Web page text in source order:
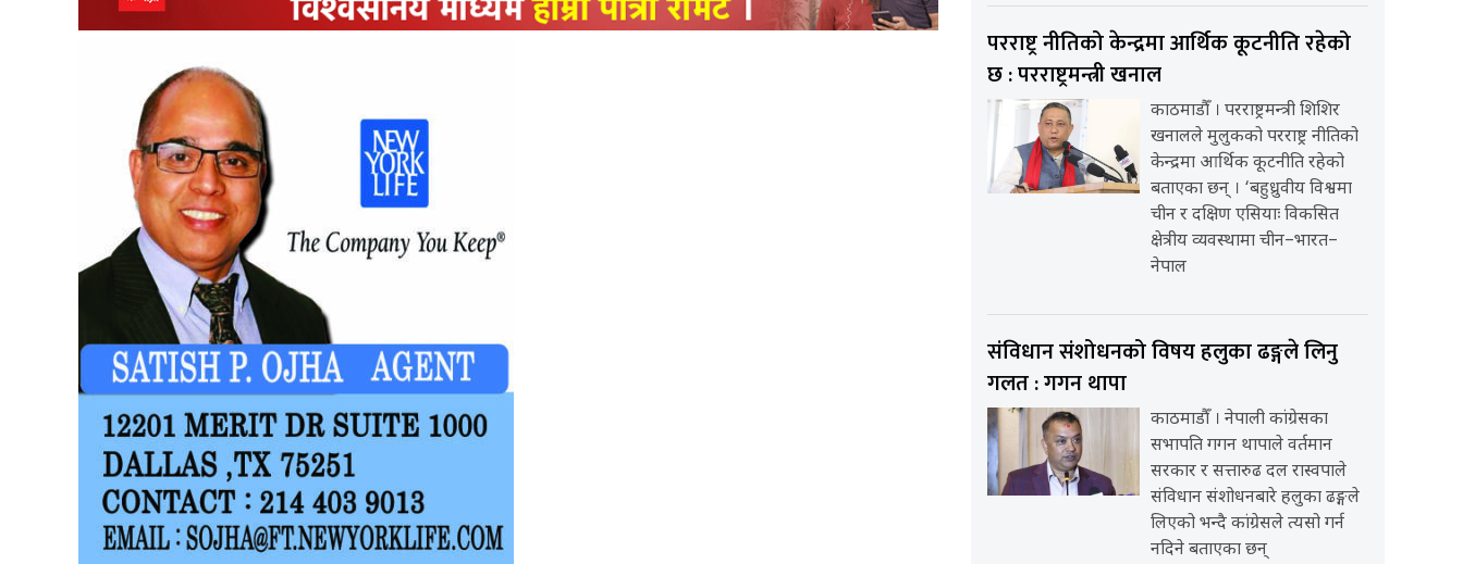
परराष्ट्र नीतिको केन्द्रमा आर्थिक कूटनीति रहेको
छ : परराष्ट्रमन्त्री खनाल
काठमाडौँ । परराष्ट्रमन्त्री शिशिर
खनालले मुलुकको परराष्ट्र नीतिको
केन्द्रमा आर्थिक कूटनीति रहेको
बताएका छन् । ‘बहुध्रुवीय विश्वमा
चीन र दक्षिण एसियाः विकसित
क्षेत्रीय व्यवस्थामा चीन–भारत–
नेपाल
संविधान संशोधनको विषय हलुका ढङ्गले लिनु
गलत : गगन थापा
काठमाडौँ । नेपाली कांग्रेसका
सभापति गगन थापाले वर्तमान
सरकार र सत्तारुढ दल रास्वपाले
संविधान संशोधनबारे हलुका ढङ्गले
लिएको भन्दै कांग्रेसले त्यसो गर्न
नदिने बताएका छन्